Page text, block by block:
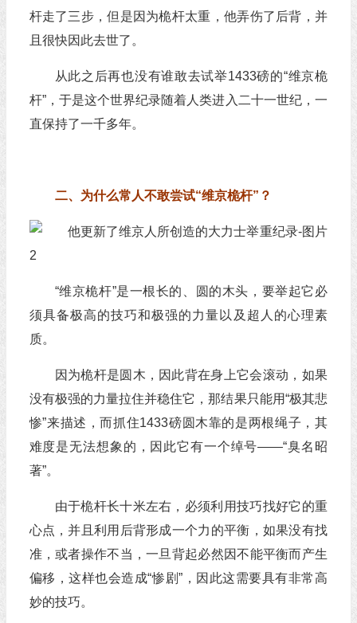
杆走了三步，但是因为桅杆太重，他弄伤了后背，并
且很快因此去世了。
从此之后再也没有谁敢去试举1433磅的“维京桅
杆”，于是这个世界纪录随着人类进入二十一世纪，一
直保持了一千多年。
二、为什么常人不敢尝试“维京桅杆”？
“维京桅杆”是一根长的、圆的木头，要举起它必
须具备极高的技巧和极强的力量以及超人的心理素
质。
因为桅杆是圆木，因此背在身上它会滚动，如果
没有极强的力量拉住并稳住它，那结果只能用“极其悲
惨”来描述，而抓住1433磅圆木靠的是两根绳子，其
难度是无法想象的，因此它有一个绰号——“臭名昭
著”。
由于桅杆长十米左右，必须利用技巧找好它的重
心点，并且利用后背形成一个力的平衡，如果没有找
准，或者操作不当，一旦背起必然因不能平衡而产生
偏移，这样也会造成“惨剧”，因此这需要具有非常高
妙的技巧。